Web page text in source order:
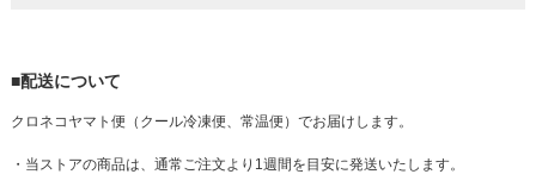
■配送について
クロネコヤマト便（クール冷凍便、常温便）でお届けします。
・当ストアの商品は、通常ご注文より1週間を目安に発送いたします。